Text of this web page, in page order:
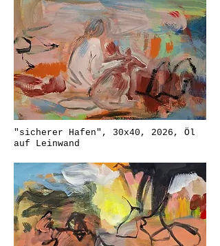
"sicherer Hafen", 30x40, 2026, Öl
auf Leinwand